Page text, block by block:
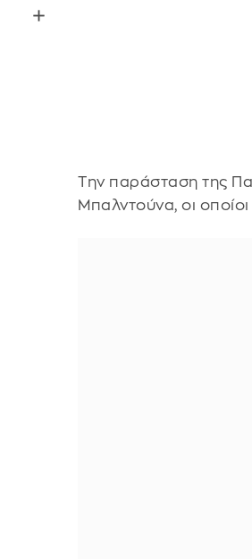
Την παράσταση της
Μπαλντούνα, οι